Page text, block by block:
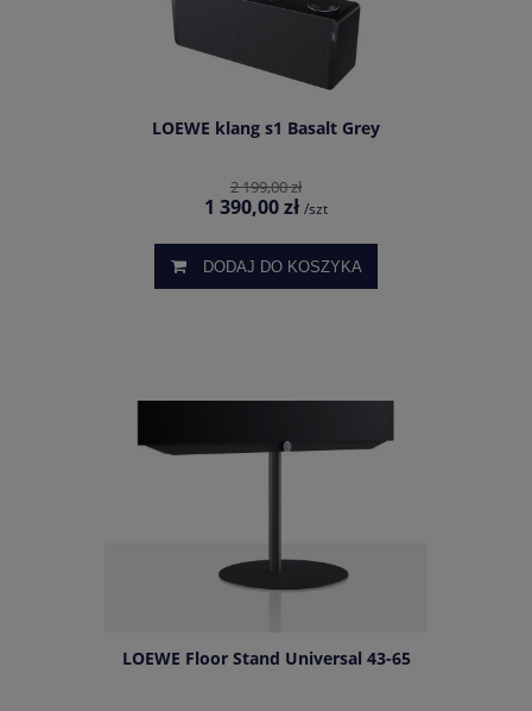
LOEWE klang s1 Basalt Grey
2 199,00 zł
1 390,00 zł /szt
DODAJ DO KOSZYKA
LOEWE Floor Stand Universal 43-65